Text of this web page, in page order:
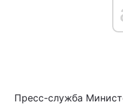
Пресс-служба